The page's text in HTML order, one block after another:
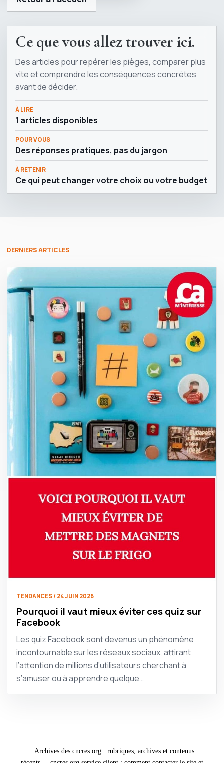
Ce que vous allez trouver ici.
Des articles pour repérer les pièges, comparer plus
vite et comprendre les conséquences concrètes
avant de décider.
À LIRE
1 articles disponibles
POUR VOUS
Des réponses pratiques, pas du jargon
À RETENIR
Ce qui peut changer votre choix ou votre budget
DERNIERS ARTICLES
TENDANCES / 24 JUIN 2026
Pourquoi il vaut mieux éviter ces quiz sur
Facebook
Les quiz Facebook sont devenus un phénomène
incontournable sur les réseaux sociaux, attirant
l’attention de millions d’utilisateurs cherchant à
s’amuser ou à apprendre quelque…
Archives des cncres.org : rubriques, archives et contenus